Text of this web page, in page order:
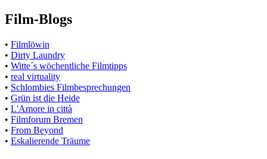
Film-Blogs
• Filmlöwin
• Dirty Laundry
• Witte´s wöchentliche Filmtipps
• real virtuality
• Schlombies Filmbesprechungen
• Grün ist die Heide
• L'Amore in città
• Filmforum Bremen
• From Beyond
• Eskalierende Träume